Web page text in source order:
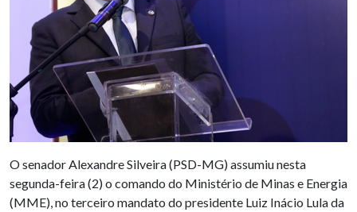
O senador Alexandre Silveira (PSD-MG) assumiu nesta
segunda-feira (2) o comando do Ministério de Minas e Energia
(MME), no terceiro mandato do presidente Luiz Inácio Lula da